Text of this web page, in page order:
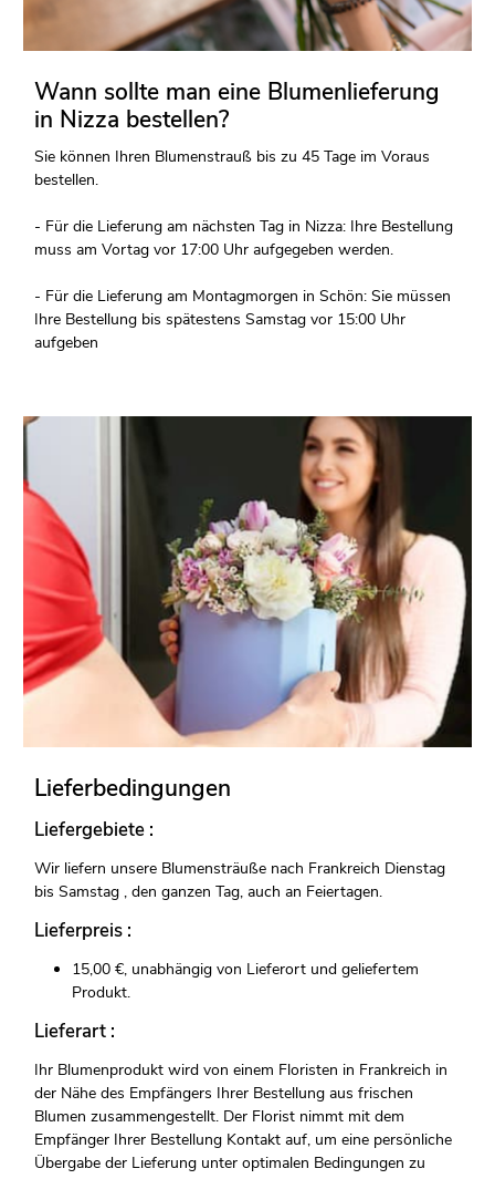
Wann sollte man eine Blumenlieferung
in Nizza bestellen?
Sie können Ihren Blumenstrauß bis zu 45 Tage im Voraus
bestellen.
- Für die Lieferung am nächsten Tag in Nizza: Ihre Bestellung
muss am Vortag vor 17:00 Uhr aufgegeben werden.
- Für die Lieferung am Montagmorgen in Schön: Sie müssen
Ihre Bestellung bis spätestens Samstag vor 15:00 Uhr
aufgeben
Lieferbedingungen
Liefergebiete :
Wir liefern unsere Blumensträuße nach Frankreich Dienstag
bis Samstag , den ganzen Tag, auch an Feiertagen.
Lieferpreis :
15,00 €, unabhängig von Lieferort und geliefertem
Produkt.
Lieferart :
Ihr Blumenprodukt wird von einem Floristen in Frankreich in
der Nähe des Empfängers Ihrer Bestellung aus frischen
Blumen zusammengestellt. Der Florist nimmt mit dem
Empfänger Ihrer Bestellung Kontakt auf, um eine persönliche
Übergabe der Lieferung unter optimalen Bedingungen zu